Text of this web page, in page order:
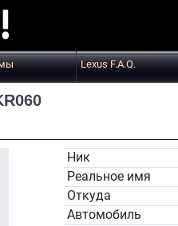
Lexus F.A.Q.
Ник
Реальное имя
Откуда
Автомобиль